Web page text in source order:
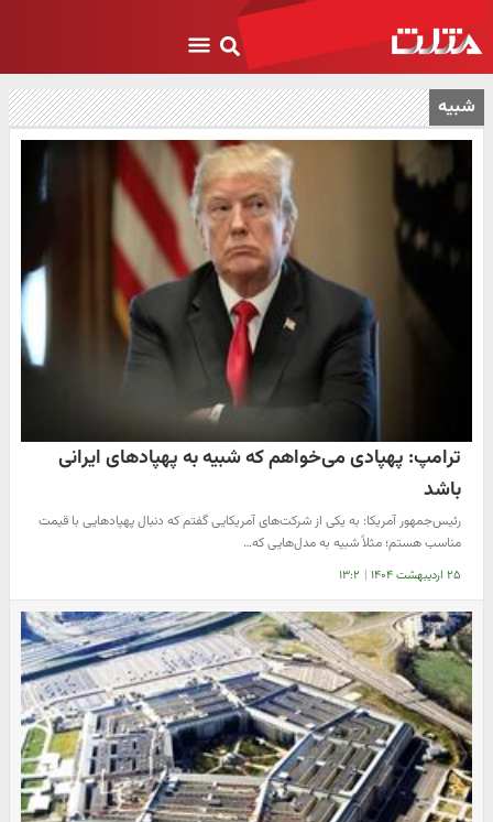
شبیه
ترامپ: پهپادی می‌خواهم که شبیه به پهپادهای ایرانی
باشد
رئیس‌جمهور آمریکا: به یکی از شرکت‌های آمریکایی گفتم که دنبال پهپادهایی با قیمت
مناسب هستم؛ مثلاً شبیه به مدل‌هایی که…
۲۵ اردیبهشت ۱۴۰۴ | ۱۳:۲